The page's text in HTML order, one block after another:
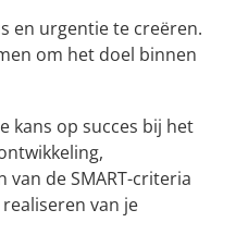
en urgentie te creëren.
om het doel binnen
kans op succes bij het
de SMART-criteria
van je